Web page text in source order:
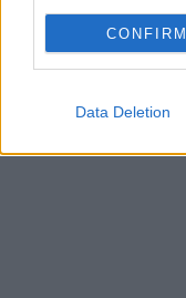
CONFIRM
Data Deletion